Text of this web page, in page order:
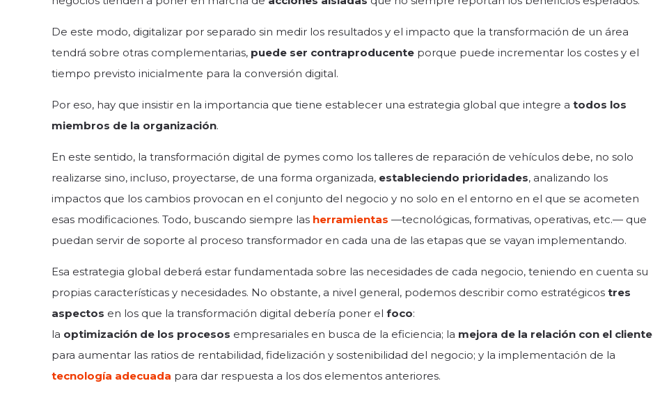
De este modo, digitalizar por separado sin medir los resultados y el impacto que la transformación de un área
tendrá sobre otras complementarias, puede ser contraproducente porque puede incrementar los costes y el
tiempo previsto inicialmente para la conversión digital.
Por eso, hay que insistir en la importancia que tiene establecer una estrategia global que integre a todos los
miembros de la organización.
En este sentido, la transformación digital de pymes como los talleres de reparación de vehículos debe, no solo
realizarse sino, incluso, proyectarse, de una forma organizada, estableciendo prioridades, analizando los
impactos que los cambios provocan en el conjunto del negocio y no solo en el entorno en el que se acometen
esas modificaciones. Todo, buscando siempre las herramientas —tecnológicas, formativas, operativas, etc.— que
puedan servir de soporte al proceso transformador en cada una de las etapas que se vayan implementando.
Esa estrategia global deberá estar fundamentada sobre las necesidades de cada negocio, teniendo en cuenta su
propias características y necesidades. No obstante, a nivel general, podemos describir como estratégicos tres
aspectos en los que la transformación digital debería poner el foco:
la optimización de los procesos empresariales en busca de la eficiencia; la mejora de la relación con el cliente
para aumentar las ratios de rentabilidad, fidelización y sostenibilidad del negocio; y la implementación de la
tecnología adecuada para dar respuesta a los dos elementos anteriores.